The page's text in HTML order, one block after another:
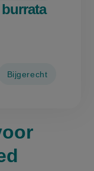
Bijgerecht